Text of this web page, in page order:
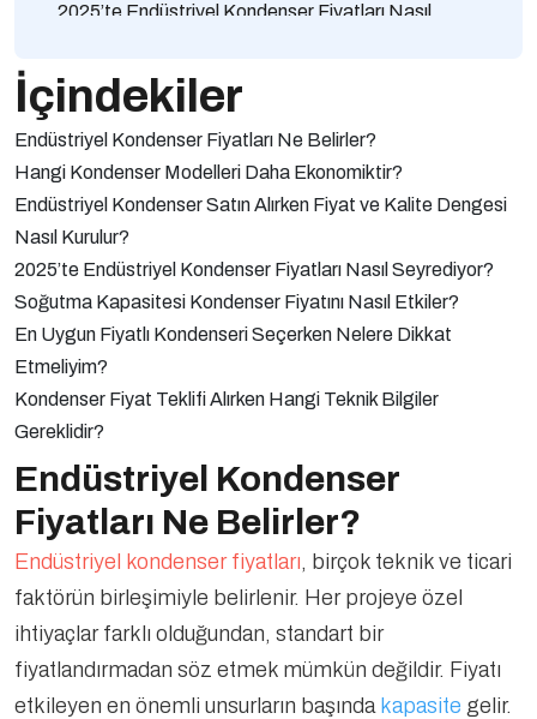
2025’te Endüstriyel Kondenser Fiyatları Nasıl
Soğutma Kapasitesi Kondenser Fiyatını Nasıl
Etkiler?
En Uygun Fiyatlı Kondenseri Seçerken Nelere
Dikkat Etmeliyim?
Kondenser Fiyat Teklifi Alırken Hangi Teknik
Bilgiler Gereklidir?
İçindekiler
Endüstriyel Kondenser Fiyatları Ne Belirler?
Hangi Kondenser Modelleri Daha Ekonomiktir?
Endüstriyel Kondenser Satın Alırken Fiyat ve Kalite Dengesi
Nasıl Kurulur?
2025’te Endüstriyel Kondenser Fiyatları Nasıl Seyrediyor?
Soğutma Kapasitesi Kondenser Fiyatını Nasıl Etkiler?
En Uygun Fiyatlı Kondenseri Seçerken Nelere Dikkat
Etmeliyim?
Kondenser Fiyat Teklifi Alırken Hangi Teknik Bilgiler
Gereklidir?
Endüstriyel Kondenser
Fiyatları Ne Belirler?
Endüstriyel kondenser fiyatları, birçok teknik ve ticari
faktörün birleşimiyle belirlenir. Her projeye özel
ihtiyaçlar farklı olduğundan, standart bir
fiyatlandırmadan söz etmek mümkün değildir. Fiyatı
etkileyen en önemli unsurların başında kapasite gelir.